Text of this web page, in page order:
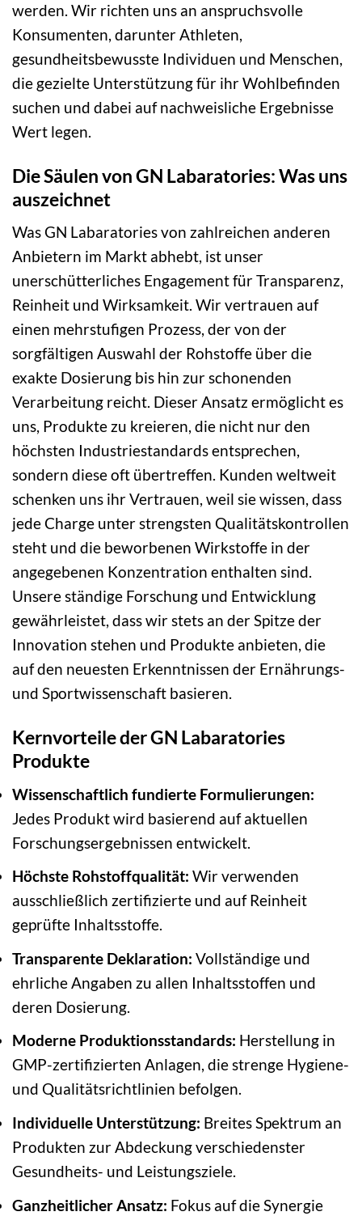
werden. Wir richten uns an anspruchsvolle
Konsumenten, darunter Athleten,
gesundheitsbewusste Individuen und Menschen,
die gezielte Unterstützung für ihr Wohlbefinden
suchen und dabei auf nachweisliche Ergebnisse
Wert legen.
Die Säulen von GN Labaratories: Was uns
auszeichnet
Was GN Labaratories von zahlreichen anderen
Anbietern im Markt abhebt, ist unser
unerschütterliches Engagement für Transparenz,
Reinheit und Wirksamkeit. Wir vertrauen auf
einen mehrstufigen Prozess, der von der
sorgfältigen Auswahl der Rohstoffe über die
exakte Dosierung bis hin zur schonenden
Verarbeitung reicht. Dieser Ansatz ermöglicht es
uns, Produkte zu kreieren, die nicht nur den
höchsten Industriestandards entsprechen,
sondern diese oft übertreffen. Kunden weltweit
schenken uns ihr Vertrauen, weil sie wissen, dass
jede Charge unter strengsten Qualitätskontrollen
steht und die beworbenen Wirkstoffe in der
angegebenen Konzentration enthalten sind.
Unsere ständige Forschung und Entwicklung
gewährleistet, dass wir stets an der Spitze der
Innovation stehen und Produkte anbieten, die
auf den neuesten Erkenntnissen der Ernährungs-
und Sportwissenschaft basieren.
Kernvorteile der GN Labaratories
Produkte
Wissenschaftlich fundierte Formulierungen:
Jedes Produkt wird basierend auf aktuellen
Forschungsergebnissen entwickelt.
Höchste Rohstoffqualität: Wir verwenden
ausschließlich zertifizierte und auf Reinheit
geprüfte Inhaltsstoffe.
Transparente Deklaration: Vollständige und
ehrliche Angaben zu allen Inhaltsstoffen und
deren Dosierung.
Moderne Produktionsstandards: Herstellung in
GMP-zertifizierten Anlagen, die strenge Hygiene-
und Qualitätsrichtlinien befolgen.
Individuelle Unterstützung: Breites Spektrum an
Produkten zur Abdeckung verschiedenster
Gesundheits- und Leistungsziele.
Ganzheitlicher Ansatz: Fokus auf die Synergie